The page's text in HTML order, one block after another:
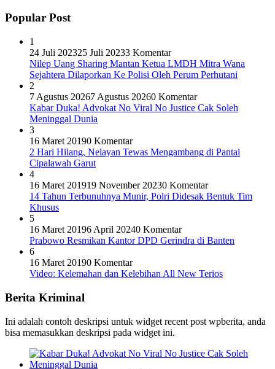
Popular Post
1
24 Juli 202325 Juli 20233 Komentar
Nilep Uang Sharing Mantan Ketua LMDH Mitra Wana
Sejahtera Dilaporkan Ke Polisi Oleh Perum Perhutani
2
7 Agustus 20267 Agustus 20260 Komentar
Kabar Duka! Advokat No Viral No Justice Cak Soleh
Meninggal Dunia
3
16 Maret 20190 Komentar
2 Hari Hilang, Nelayan Tewas Mengambang di Pantai
Cipalawah Garut
4
16 Maret 201919 November 20230 Komentar
14 Tahun Terbunuhnya Munir, Polri Didesak Bentuk Tim
Khusus
5
16 Maret 20196 April 20240 Komentar
Prabowo Resmikan Kantor DPD Gerindra di Banten
6
16 Maret 20190 Komentar
Video: Kelemahan dan Kelebihan All New Terios
Berita Kriminal
Ini adalah contoh deskripsi untuk widget recent post wpberita, anda
bisa memasukkan deskripsi pada widget ini.